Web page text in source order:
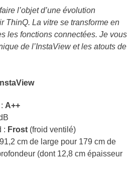
l’objet d’une évolution
ThinQ. La vitre se transforme en
les fonctions connectées. Je vous
de l’InstaView et les atouts de
A++
: Frost (froid ventilé)
cm de large pour 179 cm de
(dont 12,8 cm épaisseur